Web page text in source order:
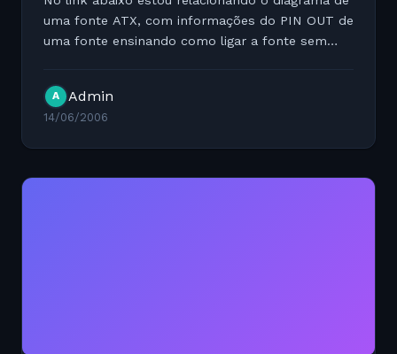
uma fonte ATX, com informações do PIN OUT de
uma fonte ensinando como ligar a fonte sem
A Admin
14/06/2006